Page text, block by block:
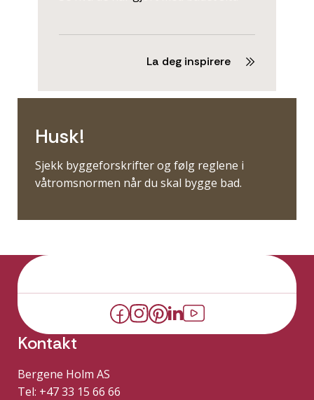
La deg inspirere
Husk!
Sjekk byggeforskrifter og følg reglene i
våtromsnormen når du skal bygge bad.
Kontakt
Bergene Holm AS
Tel: +47 33 15 66 66